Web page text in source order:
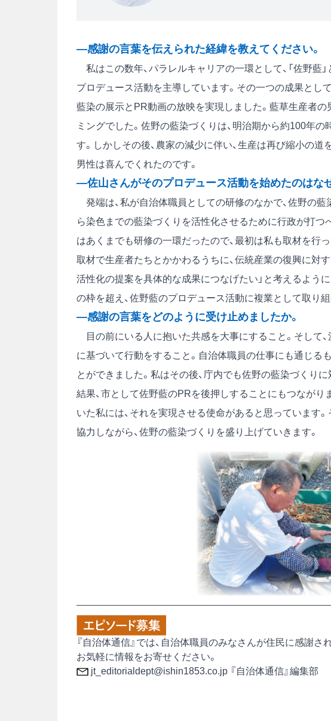
―感謝の言葉を伝えられた経緯を教えてください。
私はこの数年、パラレルキャリアの一環として、「佐野藍
プロデュース活動を主導しています。その一つの成果とし
藍染の展示とPR動画の放映を実現しました。藍草生産者
ミングでした。佐野の藍染づくりは、明治期から約100年
す。しかしその後、農家の減少に伴い、生産は再び縮小の
男性は喜んでくれたのです。
―佐山さんがそのプロデュース活動を始めたのはな
発端は、私が自治体職員としての研修のなかで、佐野の
ら染色までの藍染づくりを活性化させるために行政が打つ
はあくまでも研修の一環だったので、最初は私も取材を行
取材で生産者たちとかかわるうちに、伝統産業の復興に対
活性化の提案を具体的な成果につなげたい」と考えるよう
の枠を超え、佐野藍のプロデュース活動に複業として取り
―感謝の言葉をどのように受け止めましたか。
目の前にいる人に抱いた共感を大事にすること。そして
に基づいて行動をすること。自治体職員の仕事にも通じる
とができました。私はその後、庁内でも佐野の藍染づくり
結果、市として佐野藍のPRを後押しすることにもつながり
いた私には、それを実現させる使命があると思っています
協力しながら、佐野の藍染づくりを盛り上げていきます。
『自治体通信』では、自治体職員のみなさんが住民に感謝さ
お気軽に情報をお寄せください。
jt_editorialdept@ishin1853.co.jp 『自治体通信』編集部